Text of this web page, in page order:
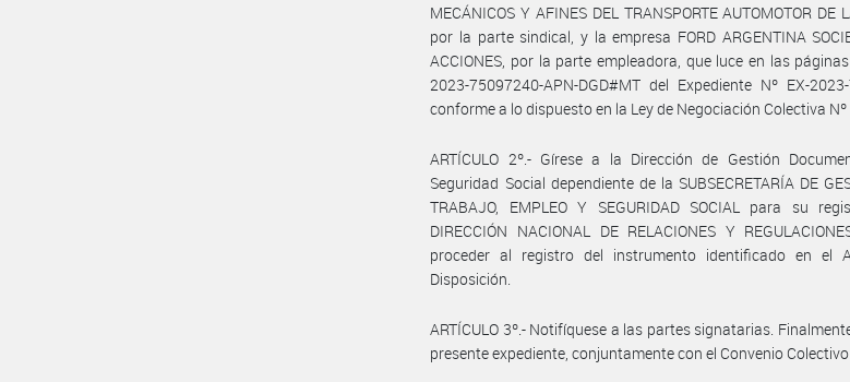
MECÁNICOS Y AFINES DEL TRANSPORTE AUTOMOTOR DE
por la parte sindical, y la empresa FORD ARGENTINA
ACCIONES, por la parte empleadora, que luce en las
2023-75097240-APN-DGD#MT del Expediente Nº EX-
conforme a lo dispuesto en la Ley de Negociación Colectiva
ARTÍCULO 2º.- Gírese a la Dirección de Gestión
Seguridad Social dependiente de la SUBSECRETARÍA DE
TRABAJO, EMPLEO Y SEGURIDAD SOCIAL para su
DIRECCIÓN NACIONAL DE RELACIONES Y
proceder al registro del instrumento identificado en el
Disposición.
ARTÍCULO 3º.- Notifíquese a las partes signatarias.
presente expediente, conjuntamente con el Convenio